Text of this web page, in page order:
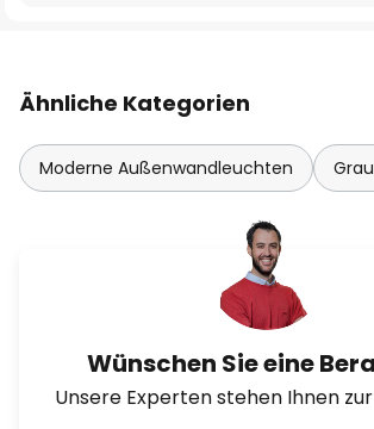
Ähnliche Kategorien
Moderne Außenwandleuchten
Wünschen Sie eine
Unsere Experten stehen Ihnen